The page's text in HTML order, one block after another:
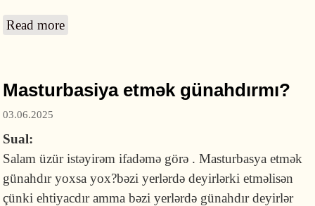
Read more
Masturbasiya etmək günahdırmı?
03.06.2025
Sual:
Salam üzür istəyirəm ifadəmə görə . Masturbasya etmək
günahdır yoxsa yox?bəzi yerlərdə deyirlərki etməlisən
çünki ehtiyacdır amma bəzi yerlərdə günahdır deyirlər